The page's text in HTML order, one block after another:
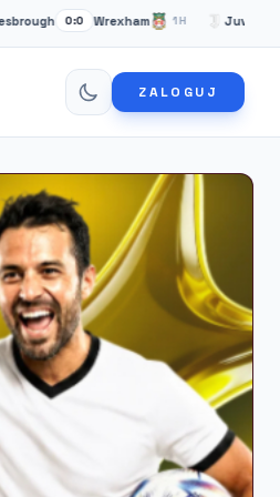
0:0 Wrexham 1H Juventus Turyn
ZALOGUJ